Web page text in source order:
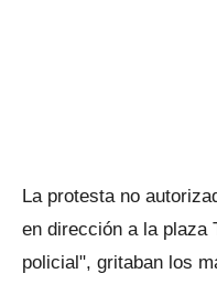
La protesta no
en dirección a la plaza
policial", gritaban los